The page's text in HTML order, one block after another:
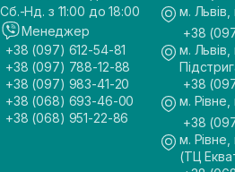
Сб.-Нд. з 11:00 до 18:00
Менеджер
+38 (097) 612-54-81
+38 (097) 788-12-88
+38 (097) 983-41-20
+38 (068) 693-46-00
+38 (068) 951-22-86
м. Львів,
+38
м. Львів,
+38
м. Рівне,
+38
м. Рівне,
(ТЦ